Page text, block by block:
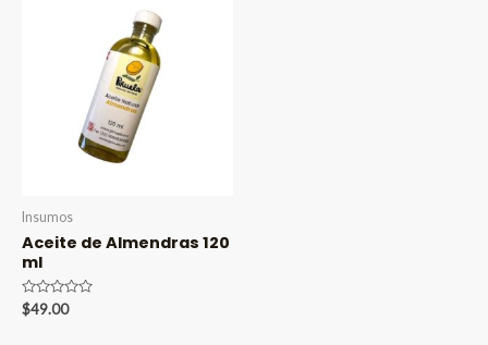
Insumos
Aceite de Almendras 120
ml
Valorado
en
$49.00